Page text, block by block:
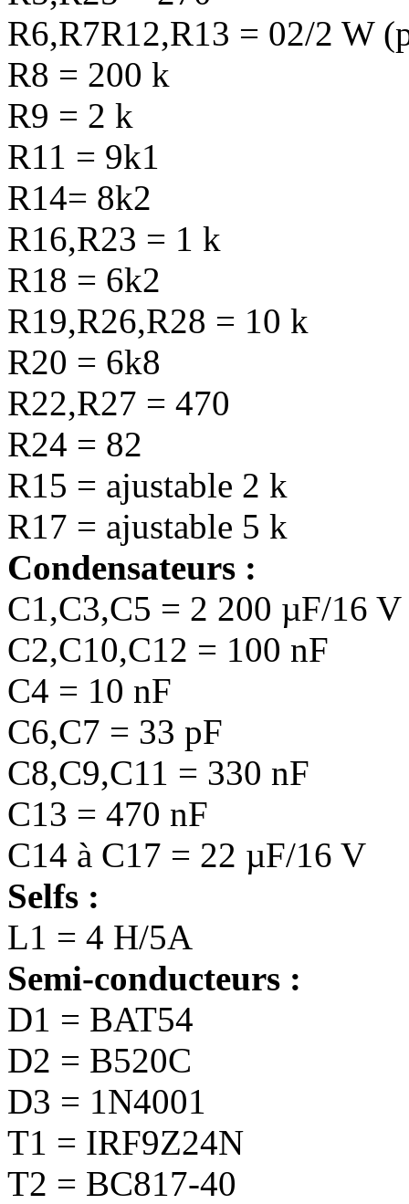
R6,R7R12,R13 = 02/2 W
R8 = 200 k
R9 = 2 k
R11 = 9k1
R14= 8k2
R16,R23 = 1 k
R18 = 6k2
R19,R26,R28 = 10 k
R20 = 6k8
R22,R27 = 470
R24 = 82
R15 = ajustable 2 k
R17 = ajustable 5 k
Condensateurs :
C1,C3,C5 = 2 200 µF/16
C2,C10,C12 = 100 nF
C4 = 10 nF
C6,C7 = 33 pF
C8,C9,C11 = 330 nF
C13 = 470 nF
C14 à C17 = 22 µF/16 V
Selfs :
L1 = 4 H/5A
Semi-conducteurs :
D1 = BAT54
D2 = B520C
D3 = 1N4001
T1 = IRF9Z24N
T2 = BC817-40